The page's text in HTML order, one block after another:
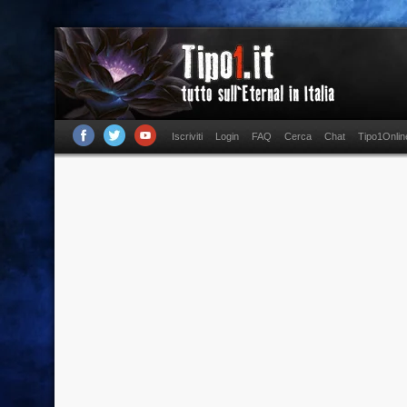
Iscriviti Login FAQ Cerca Chat